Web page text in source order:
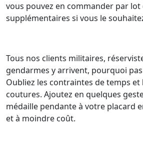
vous pouvez en commander par lot
supplémentaires si vous le
Tous nos clients militaires,
gendarmes y arrivent, pourquoi pas
Oubliez les contraintes de temps et
coutures. Ajoutez en quelques
médaille pendante à votre placard
et à moindre coût.